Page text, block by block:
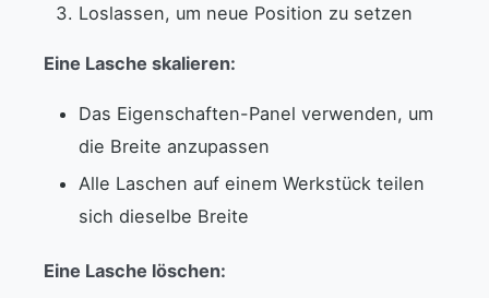
Loslassen, um neue Position zu setzen
Eine Lasche skalieren:
Das Eigenschaften-Panel verwenden, um
die Breite anzupassen
Alle Laschen auf einem Werkstück teilen
sich dieselbe Breite
Eine Lasche löschen: